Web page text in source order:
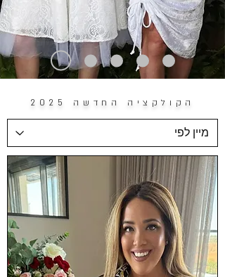
הקולקציה החדשה 2025